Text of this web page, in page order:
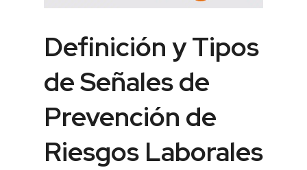
Definición y Tipos
de Señales de
Prevención de
Riesgos Laborales